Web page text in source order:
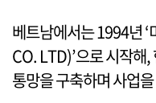
베트남에서는 1994년
CO. LTD)’으로 시작해
통망을 구축하며 사업